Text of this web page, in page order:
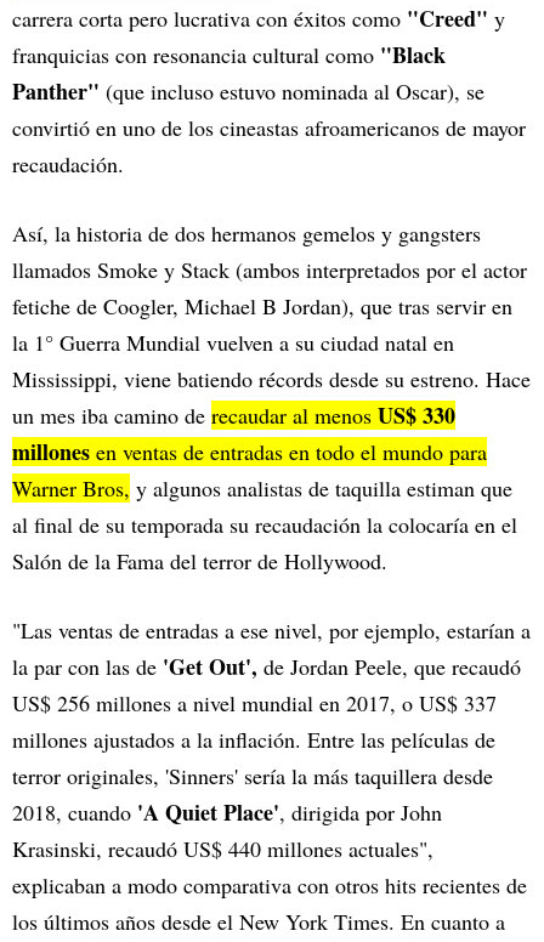
carrera corta pero lucrativa con éxitos como "Creed" y
franquicias con resonancia cultural como "Black
Panther" (que incluso estuvo nominada al Oscar), se
convirtió en uno de los cineastas afroamericanos de mayor
recaudación.
Así, la historia de dos hermanos gemelos y gangsters
llamados Smoke y Stack (ambos interpretados por el actor
fetiche de Coogler, Michael B Jordan), que tras servir en
la 1° Guerra Mundial vuelven a su ciudad natal en
Mississippi, viene batiendo récords desde su estreno. Hace
un mes iba camino de recaudar al menos US$ 330
millones en ventas de entradas en todo el mundo para
Warner Bros, y algunos analistas de taquilla estiman que
al final de su temporada su recaudación la colocaría en el
Salón de la Fama del terror de Hollywood.
"Las ventas de entradas a ese nivel, por ejemplo, estarían a
la par con las de 'Get Out', de Jordan Peele, que recaudó
US$ 256 millones a nivel mundial en 2017, o US$ 337
millones ajustados a la inflación. Entre las películas de
terror originales, 'Sinners' sería la más taquillera desde
2018, cuando 'A Quiet Place', dirigida por John
Krasinski, recaudó US$ 440 millones actuales",
explicaban a modo comparativa con otros hits recientes de
los últimos años desde el New York Times. En cuanto a